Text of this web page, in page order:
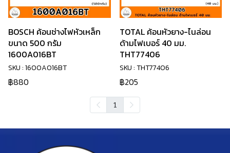
BOSCH ค้อนช่างไฟหัวเหล็ก
ขนาด 500 กรัม
1600A016BT
SKU : 1600A016BT
฿880
TOTAL ค้อนหัวยาง-ไนล่อน
ด้ามไฟเบอร์ 40 มม.
THT77406
SKU : THT77406
฿205
1